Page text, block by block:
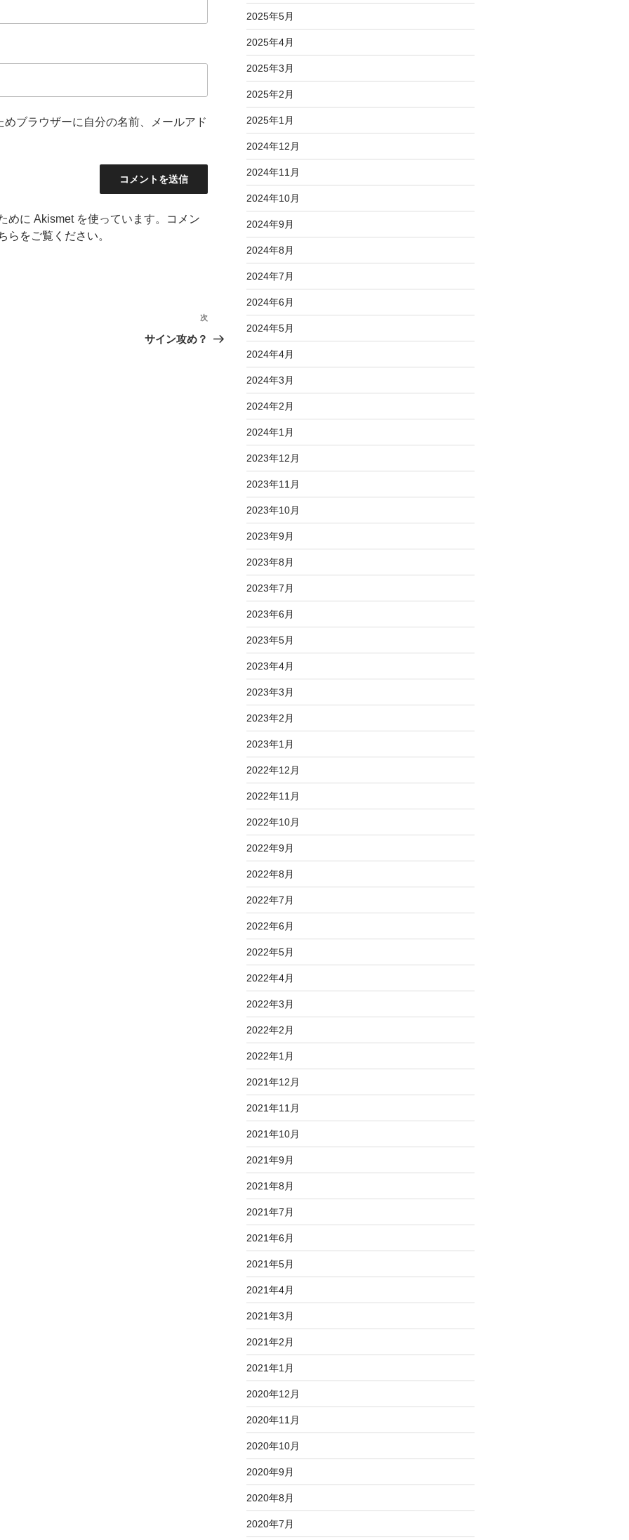
ブラウザーに自分の名前、メールアド
めに Akismet を使っています。
コメン
らをご覧ください。
次
の
次
サイン攻め？
2025年5月
2025年4月
2025年3月
2025年2月
2025年1月
2024年12月
2024年11月
2024年10月
2024年9月
2024年8月
2024年7月
2024年6月
2024年5月
2024年4月
2024年3月
2024年2月
2024年1月
2023年12月
2023年11月
2023年10月
2023年9月
2023年8月
2023年7月
2023年6月
2023年5月
2023年4月
2023年3月
2023年2月
2023年1月
2022年12月
2022年11月
2022年10月
2022年9月
2022年8月
2022年7月
2022年6月
2022年5月
2022年4月
2022年3月
2022年2月
2022年1月
2021年12月
2021年11月
2021年10月
2021年9月
2021年8月
2021年7月
2021年6月
2021年5月
2021年4月
2021年3月
2021年2月
2021年1月
2020年12月
2020年11月
2020年10月
2020年9月
2020年8月
2020年7月